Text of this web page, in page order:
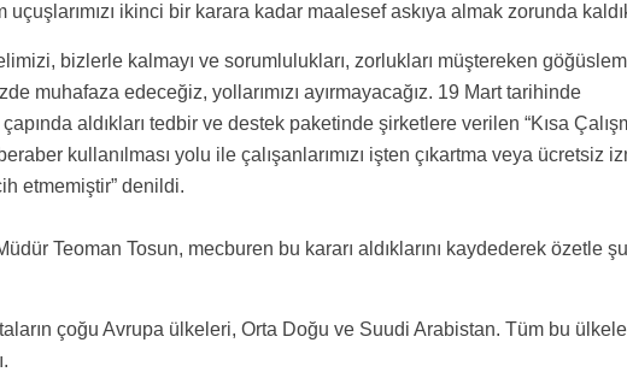
ikinci bir karara kadar maalesef askıya almak zorunda
bizlerle kalmayı ve sorumlulukları, zorlukları müştereken
muhafaza edeceğiz, yollarımızı ayırmayacağız. 19 Mart tarihinde
aldıkları tedbir ve destek paketinde şirketlere verilen “Kısa
kullanılması yolu ile çalışanlarımızı işten çıkartma veya ücretsiz
etmemiştir” denildi.
Teoman Tosun, mecburen bu kararı aldıklarını kaydederek özetle
çoğu Avrupa ülkeleri, Orta Doğu ve Suudi Arabistan. Tüm bu